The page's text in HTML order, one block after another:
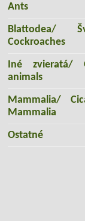
Ants
Blattodea/
Cockroaches
Iné zvieratá/
animals
Mammalia/
Mammalia
Ostatné